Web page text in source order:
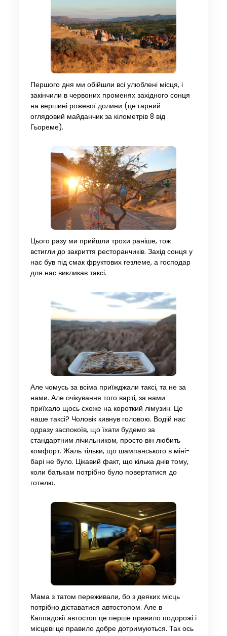
Першого дня ми обійшли всі улюблені місця, і
закінчили в червоних променях західного сонця
на вершині рожевої долини (це гарний
оглядовий майданчик за кілометрів 8 від
Гьореме).
Цього разу ми прийшли трохи раніше, тож
встигли до закриття ресторанчиків. Захід сонця у
нас був під смак фруктових гезлеме, а господар
для нас викликав таксі.
Але чомусь за всіма приїжджали таксі, та не за
нами. Але очікування того варті, за нами
приїхало щось схоже на короткий лімузин. Це
наше таксі? Чоловік кивнув головою. Водій нас
одразу заспокоїв, що їхати будемо за
стандартним лічильником, просто він любить
комфорт. Жаль тільки, що шампанського в міні-
барі не було. Цікавий факт, що кілька днів тому,
коли батькам потрібно було повертатися до
готелю.
Мама з татом переживали, бо з деяких місць
потрібно діставатися автостопом. Але в
Каппадокії автостоп це перше правило подорожі і
місцеві це правило добре дотримуються. Так ось